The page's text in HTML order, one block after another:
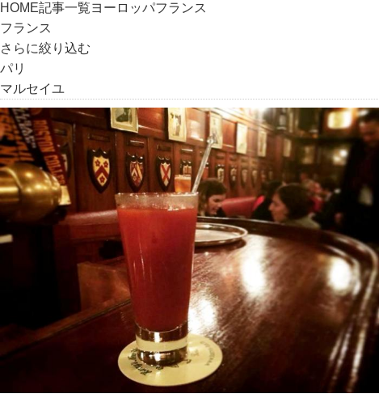
HOME記事一覧ヨーロッパフランス
フランス
さらに絞り込む
パリ
マルセイユ